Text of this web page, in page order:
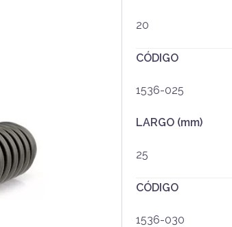
20
CÓDIGO
1536-025
LARGO (mm)
25
CÓDIGO
1536-030